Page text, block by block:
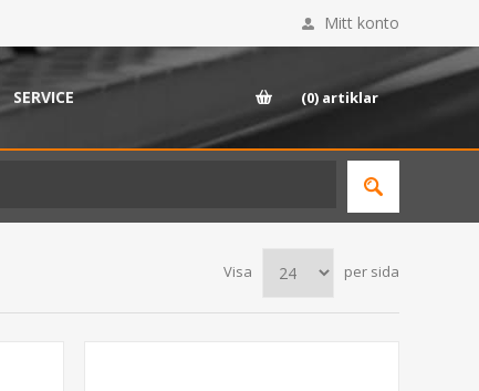
Mitt konto
SERVICE (0) artiklar
Visa per sida